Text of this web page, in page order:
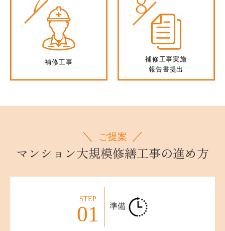
ご提案
マンション大規模修繕工事の進め方
STEP
01 準備